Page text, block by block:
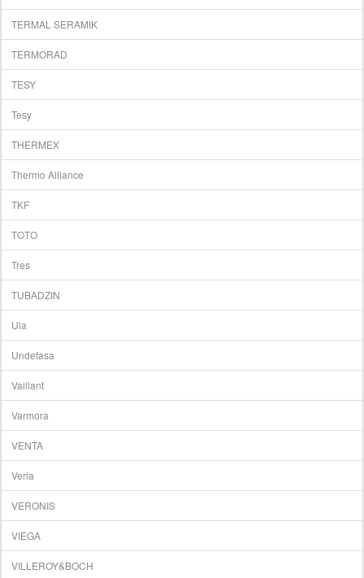
TERMAL SERAMIK
TERMORAD
TESY
Tesy
THERMEX
Thermo Alliance
TKF
TOTO
Tres
TUBADZIN
Ula
Undefasa
Vaillant
Varmora
VENTA
Veria
VERONIS
VIEGA
VILLEROY&BOCH